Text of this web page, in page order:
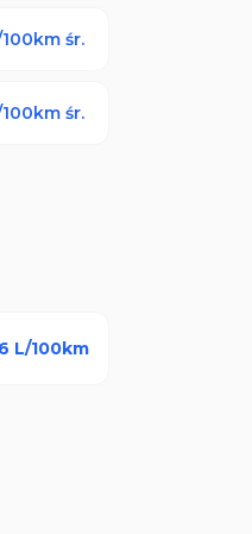
śr.
śr.
L/100km